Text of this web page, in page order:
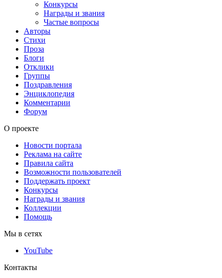
Конкурсы
Награды и звания
Частые вопросы
Авторы
Стихи
Проза
Блоги
Отклики
Группы
Поздравления
Энциклопедия
Комментарии
Форум
О проекте
Новости портала
Реклама на сайте
Правила сайта
Возможности пользователей
Поддержать проект
Конкурсы
Награды и звания
Коллекции
Помощь
Мы в сетях
YouTube
Контакты